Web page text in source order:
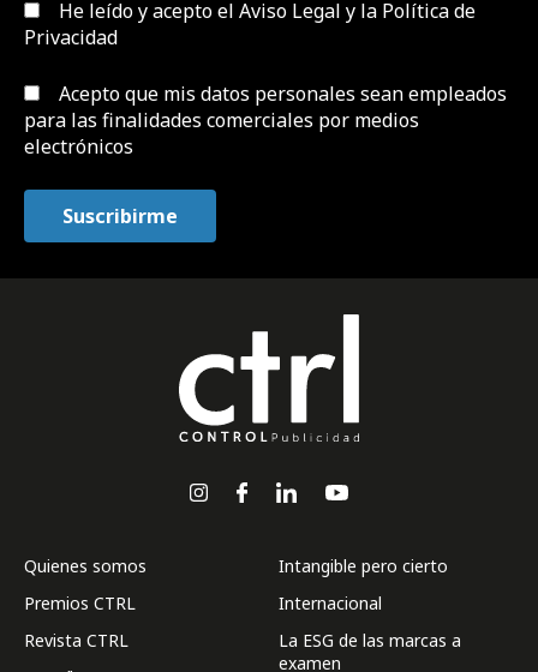
He leído y acepto el Aviso Legal y la Política de
Privacidad
Acepto que mis datos personales sean empleados
para las finalidades comerciales por medios
electrónicos
Quienes somos
Premios CTRL
Revista CTRL
Intangible pero cierto
Internacional
La ESG de las marcas a
examen